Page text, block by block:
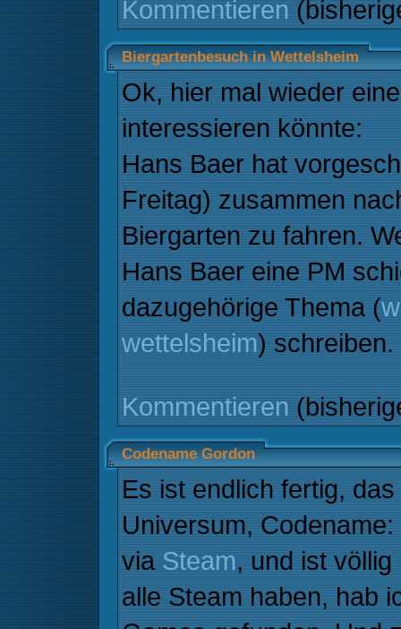
Kommentieren
Biergartenbesuch in Wettelsheim
Ok, hier mal wieder
interessieren könnte:
Hans Baer hat
Freitag) zusammen
Biergarten zu fahren.
Hans Baer eine PM
dazugehörige Thema (
wettelsheim) schreiben.
Kommentieren
Codename Gordon
Es ist endlich fertig,
Universum,
via Steam, und ist
alle Steam haben, hab